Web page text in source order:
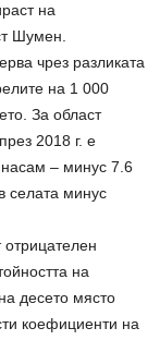
на
Шумен.
чрез разликата
на 1 000
За област
2018 г. е
насам – минус 7.6
селата минус
отрицателен
на
десето място
коефициенти на